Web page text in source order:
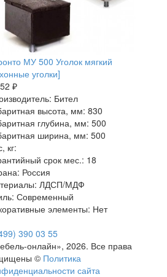
МУ 500 Уголок мягкий
уголки]
₽
Бител
высота, мм: 830
глубина, мм: 500
ширина, мм: 500
кг:
срок мес.: 18
Россия
ЛДСП/МДФ
Современный
элементы: Нет
390 03 55
онлайн», 2026. Все права
© Политика
сайта